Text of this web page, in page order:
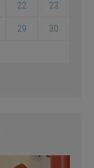
22 23
29 30